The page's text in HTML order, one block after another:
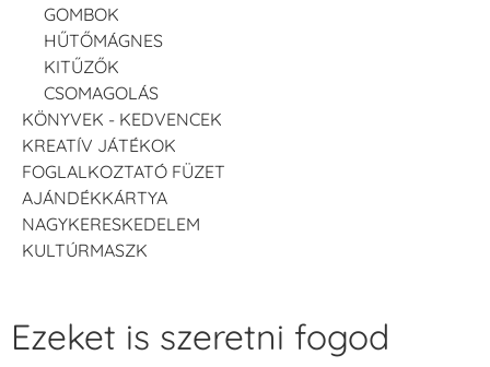
GOMBOK
HŰTŐMÁGNES
KITŰZŐK
CSOMAGOLÁS
KÖNYVEK - KEDVENCEK
KREATÍV JÁTÉKOK
FOGLALKOZTATÓ FÜZET
AJÁNDÉKKÁRTYA
NAGYKERESKEDELEM
KULTÚRMASZK
Ezeket is szeretni fogod